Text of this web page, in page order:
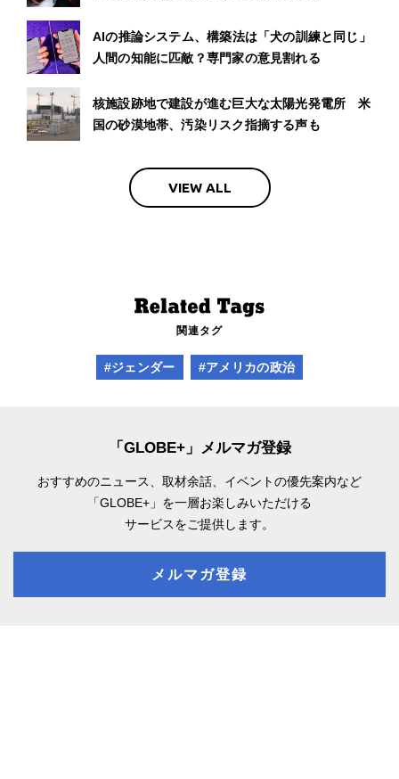
AIの推論システム、構築法は「犬の訓練と同じ」
人間の知能に匹敵？専門家の意見割れる
核施設跡地で建設が進む巨大な太陽光発電所 米
国の砂漠地帯、汚染リスク指摘する声も
VIEW ALL
関連タグ
#ジェンダー #アメリカの政治
「GLOBE+」メルマガ登録
おすすめのニュース、取材余話、 イベントの優先案内など
「GLOBE+」を一層お楽しみいただける
サービスをご提供します。
メルマガ登録